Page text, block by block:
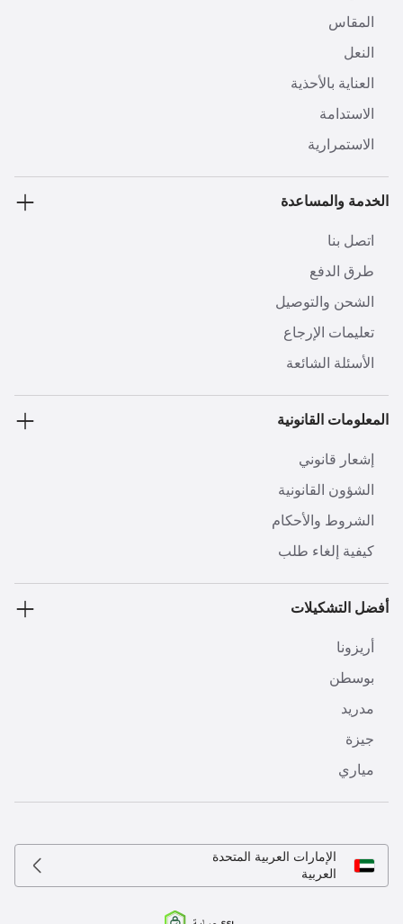
المقاس
النعل
العناية بالأحذية
الاستدامة
الاستمرارية
الخدمة والمساعدة
اتصل بنا
طرق الدفع
الشحن والتوصيل
تعليمات الإرجاع
الأسئلة الشائعة
المعلومات القانونية
إشعار قانوني
الشؤون القانونية
الشروط والأحكام
كيفية إلغاء طلب
أفضل التشكيلات
أريزونا
بوسطن
مدريد
جيزة
مياري
الإمارات العربية المتحدة
العربية